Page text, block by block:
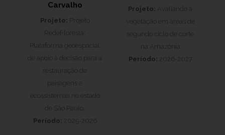
Carvalho
Projeto: Projeto
RedeFloresta:
Plataforma geoespacial
de apoio à decisão para a
restauração de
paisagens e
ecossistemas no estado
de São Paulo.
Período: 2025-2026
Projeto: Avaliando a
vegetação em áreas de
segundo ciclo de corte
na Amazônia
Período: 2026-2027